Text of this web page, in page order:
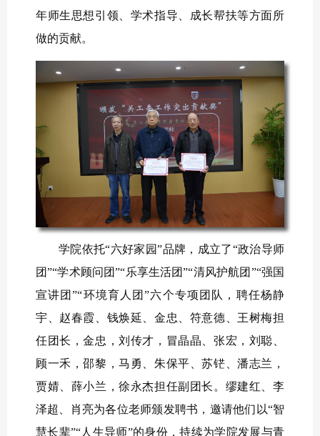
年师生思想引领、学术指导、成长帮扶等方面所
做的贡献。
学院依托“六好家园”品牌，成立了“政治导师
团”“学术顾问团”“乐享生活团”“清风护航团”“强国
宣讲团”“环境育人团”六个专项团队，聘任杨静
宇、赵春霞、钱焕延、金忠、符意德、王树梅担
任团长，金忠，刘传才，冒晶晶、张宏，刘聪、
顾一禾，邵黎，马勇、朱保平、苏铓、潘志兰，
贾婧、薛小兰，徐永杰担任副团长。缪建红、李
泽超、肖亮为各位老师颁发聘书，邀请他们以“智
慧长辈”“人生导师”的身份，持续为学院发展与青